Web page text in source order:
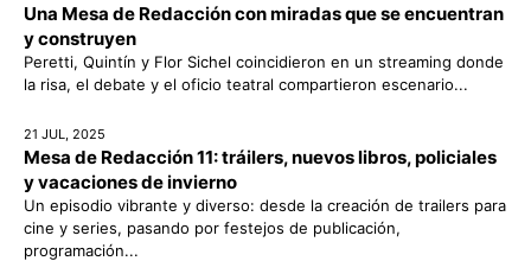
Una Mesa de Redacción con miradas que se encuentran
y construyen
Peretti, Quintín y Flor Sichel coincidieron en un streaming donde
la risa, el debate y el oficio teatral compartieron escenario...
21 JUL, 2025
Mesa de Redacción 11: tráilers, nuevos libros, policiales
y vacaciones de invierno
Un episodio vibrante y diverso: desde la creación de trailers para
cine y series, pasando por festejos de publicación,
programación...